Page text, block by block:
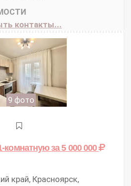
контакты...
9 фото
комнатнуюза 5 000 000
край, Красноярск,